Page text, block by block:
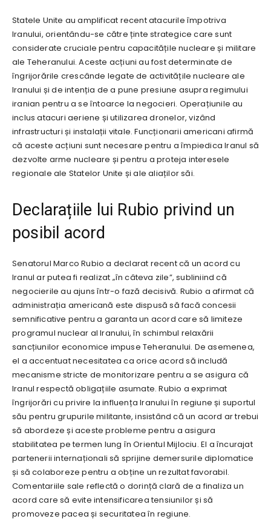
Statele Unite au amplificat recent atacurile împotriva
Iranului, orientându-se către ținte strategice care sunt
considerate cruciale pentru capacitățile nucleare și militare
ale Teheranului. Aceste acțiuni au fost determinate de
îngrijorările crescânde legate de activitățile nucleare ale
Iranului și de intenția de a pune presiune asupra regimului
iranian pentru a se întoarce la negocieri. Operațiunile au
inclus atacuri aeriene și utilizarea dronelor, vizând
infrastructuri și instalații vitale. Funcționarii americani afirmă
că aceste acțiuni sunt necesare pentru a împiedica Iranul să
dezvolte arme nucleare și pentru a proteja interesele
regionale ale Statelor Unite și ale aliaților săi.
Declarațiile lui Rubio privind un
posibil acord
Senatorul Marco Rubio a declarat recent că un acord cu
Iranul ar putea fi realizat „în câteva zile”, subliniind că
negocierile au ajuns într-o fază decisivă. Rubio a afirmat că
administrația americană este dispusă să facă concesii
semnificative pentru a garanta un acord care să limiteze
programul nuclear al Iranului, în schimbul relaxării
sancțiunilor economice impuse Teheranului. De asemenea,
el a accentuat necesitatea ca orice acord să includă
mecanisme stricte de monitorizare pentru a se asigura că
Iranul respectă obligațiile asumate. Rubio a exprimat
îngrijorări cu privire la influența Iranului în regiune și suportul
său pentru grupurile militante, insistând că un acord ar trebui
să abordeze și aceste probleme pentru a asigura
stabilitatea pe termen lung în Orientul Mijlociu. El a încurajat
partenerii internaționali să sprijine demersurile diplomatice
și să colaboreze pentru a obține un rezultat favorabil.
Comentariile sale reflectă o dorință clară de a finaliza un
acord care să evite intensificarea tensiunilor și să
promoveze pacea și securitatea în regiune.